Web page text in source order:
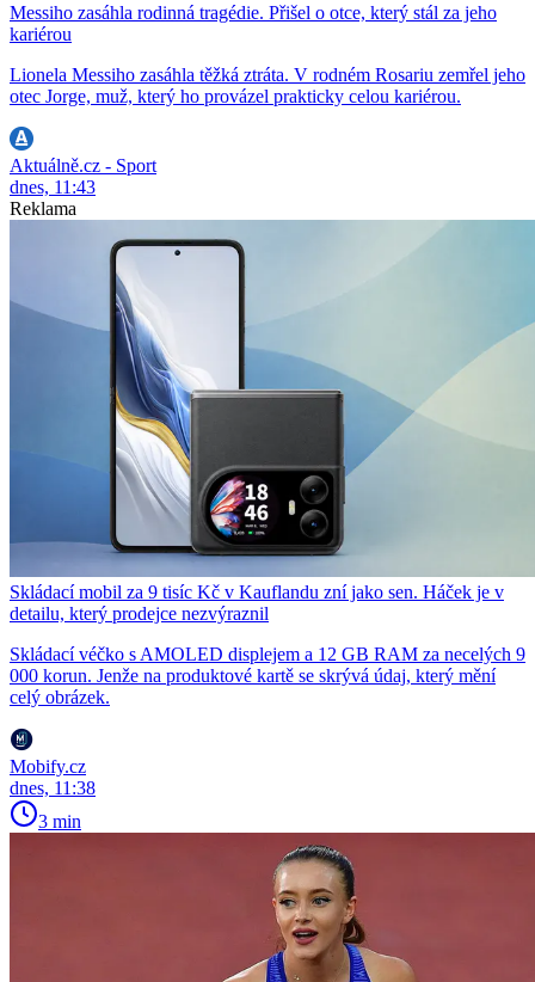
Messiho zasáhla rodinná tragédie. Přišel o otce, který stál za jeho
kariérou
Lionela Messiho zasáhla těžká ztráta. V rodném Rosariu zemřel jeho
otec Jorge, muž, který ho provázel prakticky celou kariérou.
Aktuálně.cz - Sport
dnes, 11:43
Reklama
Skládací mobil za 9 tisíc Kč v Kauflandu zní jako sen. Háček je v
detailu, který prodejce nezvýraznil
Skládací véčko s AMOLED displejem a 12 GB RAM za necelých 9
000 korun. Jenže na produktové kartě se skrývá údaj, který mění
celý obrázek.
Mobify.cz
dnes, 11:38
3 min